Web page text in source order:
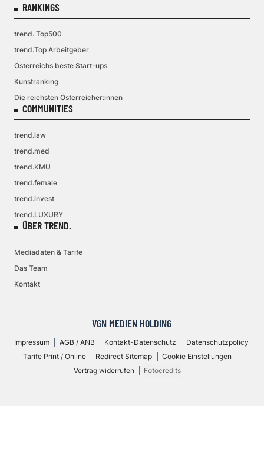
RANKINGS
trend. Top500
trend.Top Arbeitgeber
Österreichs beste Start-ups
Kunstranking
Die reichsten Österreicher:innen
COMMUNITIES
trend.law
trend.med
trend.KMU
trend.female
trend.invest
trend.LUXURY
ÜBER TREND.
Mediadaten & Tarife
Das Team
Kontakt
VGN MEDIEN HOLDING
Impressum AGB / ANB Kontakt-Datenschutz
Datenschutzpolicy
Tarife Print / Online
Redirect Sitemap
Cookie Einstellungen
Vertrag widerrufen
Fotocredits